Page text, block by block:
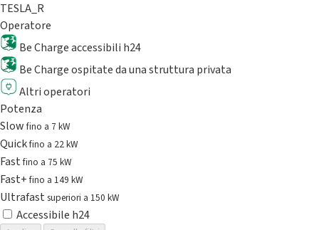
TESLA_R
Operatore
Be Charge accessibili h24
Be Charge ospitate da una struttura privata
Altri operatori
Potenza
Slowfino a 7 kW
Quickfino a 22 kW
Fastfino a 75 kW
Fast+fino a 149 kW
Ultrafast superiori a 150 kW
Accessibile h24